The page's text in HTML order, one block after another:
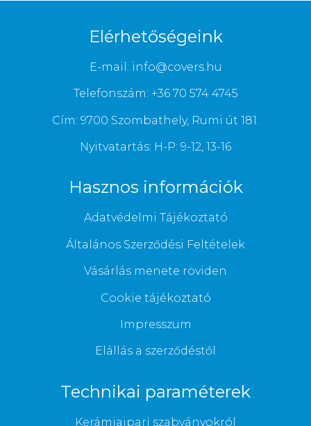
Elérhetőségeink
E-mail: info@covers.hu
Telefonszám: +36 70 574 4745
Cím: 9700 Szombathely, Rumi út 181.
Nyitvatartás: H-P: 9-12, 13-16
Hasznos információk
Adatvédelmi Tájékoztató
Általános Szerződési Feltételek
Vásárlás menete röviden
Cookie tájékoztató
Impresszum
Elállás a szerződéstől
Technikai paraméterek
Kerámiaipari szabványokról